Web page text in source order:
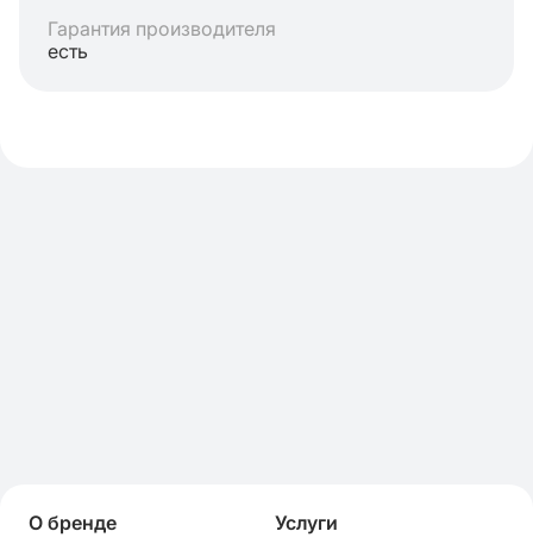
Гарантия производителя
есть
О бренде
Услуги